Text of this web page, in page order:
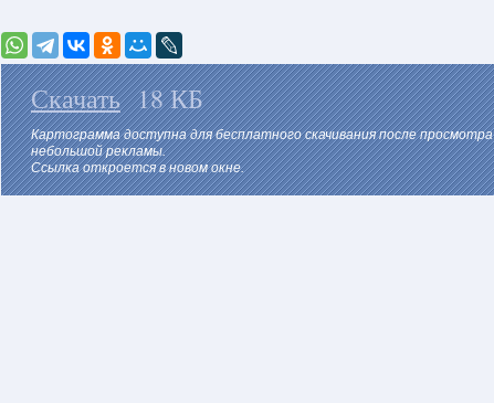
Скачать 18 КБ
Картограмма доступна для бесплатного скачивания после просмотра
небольшой рекламы.
Ссылка откроется в новом окне.